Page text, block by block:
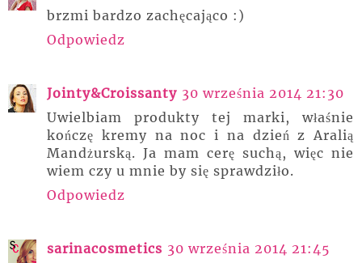
brzmi bardzo zachęcająco :)
Odpowiedz
Jointy&Croissanty 30 września 2014 21:30
Uwielbiam produkty tej marki, właśnie
kończę kremy na noc i na dzień z Aralią
Mandżurską. Ja mam cerę suchą, więc nie
wiem czy u mnie by się sprawdziło.
Odpowiedz
sarinacosmetics 30 września 2014 21:45